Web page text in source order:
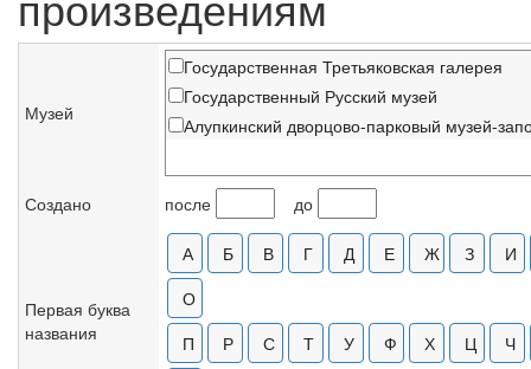
Музей
Государственная Третьяковская галерея
Государственный Русский музей
Алупкинский дворцово-парковый музей-
Создано после до
Первая буква
названия